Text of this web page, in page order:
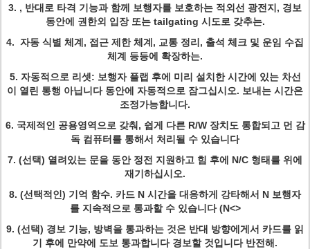
3. , 반대로 타격 기능과 함께 보행자를 보호하는 적외선 광전지, 경보
동안에 권한외 입장 또는 tailgating 시도로 갖추는.
4. 자동 식별 체계, 접근 제한 체계, 교통 정리, 출석 체크 및 운임 수집
체계 등등에 확장하는.
5. 자동적으로 리셋: 보행자 플랩 후에 미리 설치한 시간에 있는 차선
이 열린 통행 아닙니다 동안에 자동적으로 잠그십시오. 보내는 시간은
조정가능합니다.
6. 국제적인 공용영역으로 갖춰, 쉽게 다른 R/W 장치도 통합되고 먼 감
독 컴퓨터를 통해서 처리될 수 있습니다
7. (선택) 열려있는 문을 동안 정전 지원하고 힘 후에 N/C 형태를 위에
재기하십시오.
8. (선택적인) 기억 함수. 카드 N 시간을 대응하게 강타해서 N 보행자
를 지속적으로 통과할 수 있습니다 (N<>
9. (선택) 경보 기능, 방벽을 통과하는 것은 반대 방향에게서 카드를 읽
기 후에 만약에 도보 통과합니다 경보할 것입니다 반전해.